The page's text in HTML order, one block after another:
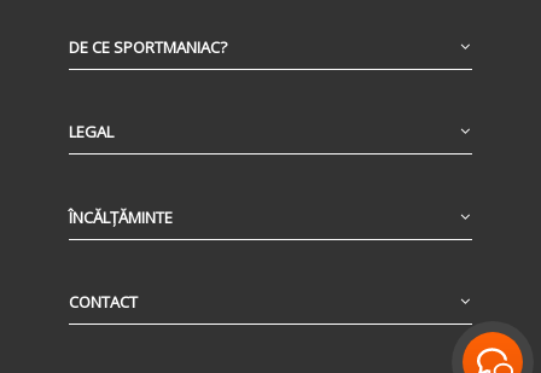
DE CE SPORTMANIAC?
LEGAL
ÎNCĂLȚĂMINTE
CONTACT